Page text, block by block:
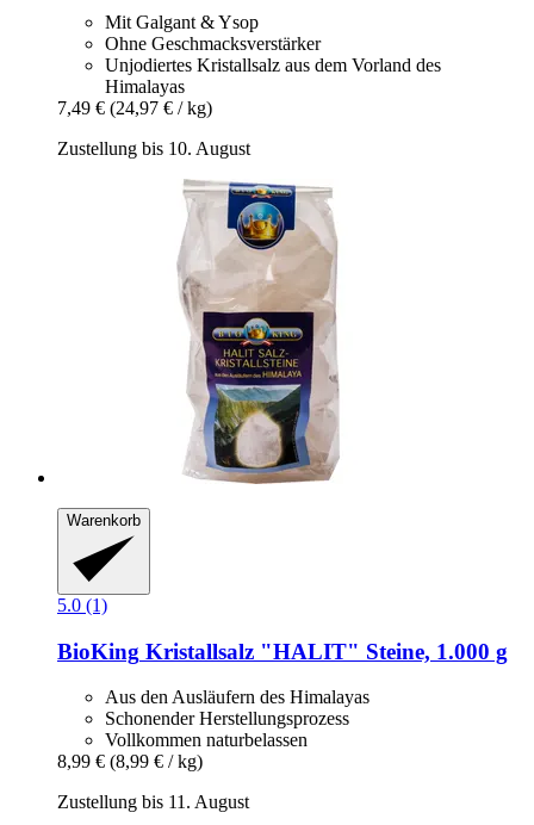
Mit Galgant & Ysop
Ohne Geschmacksverstärker
Unjodiertes Kristallsalz aus dem Vorland des
Himalayas
7,49 € (24,97 € / kg)
Zustellung bis 10. August
Warenkorb
5.0 (1)
BioKing Kristallsalz "HALIT" Steine, 1.000 g
Aus den Ausläufern des Himalayas
Schonender Herstellungsprozess
Vollkommen naturbelassen
8,99 € (8,99 € / kg)
Zustellung bis 11. August